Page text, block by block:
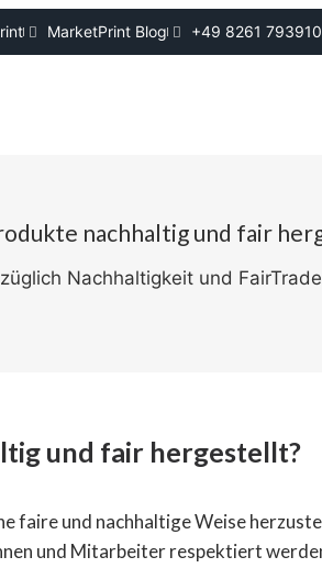
MarketPrint Blog +49 8261
nachhaltig und fair
Nachhaltigkeit und
und fair hergestellt?
faire und nachhaltige Weise
und Mitarbeiter respektiert